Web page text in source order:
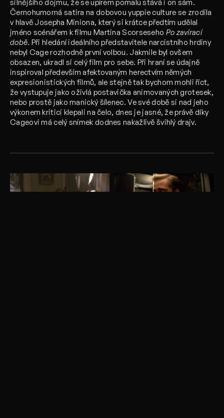
silnějšího dojmu, že se upírem pomalu stává i on sám.
Černohumorná satira na dobovou yuppie culture se zrodila
v hlavě Josepha Miniona, který si krátce předtím udělal
jméno scénářem k filmu Martina Scorseseho Po zavírací
době. Při hledání ideálního představitele narcistního hrdiny
nebyl Cage rozhodně první volbou. Jakmile byl ovšem
obsazen, ukradl si celý film pro sebe. Při hraní se údajně
inspiroval především afektovaným herectvím němých
expresionistických filmů, ale stejně tak bychom mohli říct,
že vystupuje jako oživlá postavička animovaných grotesek,
nebo prostě jako manický šílenec. Ve své době si nad jeho
výkonem kritici klepali na čelo, dnes je jasné, že právě díky
Cageovi má celý snímek dodnes nakažlivě švihlý drajv.